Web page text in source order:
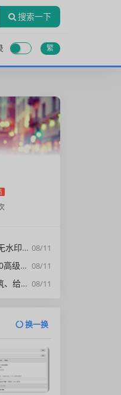
搜索一下
繁
08/11
精简界面
08/11
源/4K超清
08/11
，亲测可用！
换一换